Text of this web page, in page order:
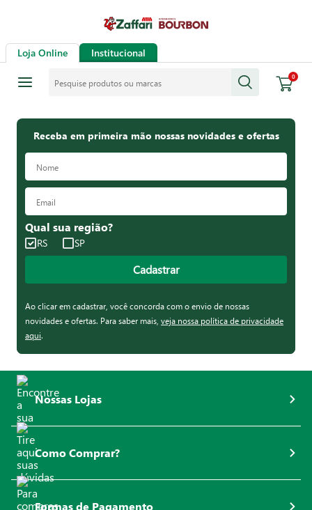
Loja Online Institucional
0
Receba em primeira mão nossas novidades e ofertas
Qual sua região?
RS SP
Cadastrar
Ao clicar em cadastrar, você concorda com o envio de nossas
novidades e ofertas. Para saber mais, veja nossa política de privacidade
aqui.
Nossas Lojas
Como Comprar?
Formas de Pagamento